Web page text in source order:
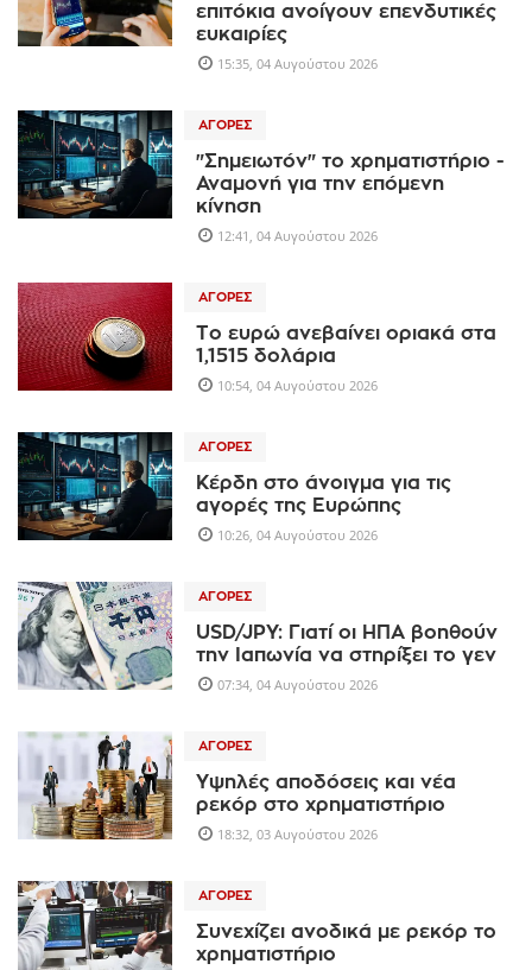
επιτόκια ανοίγουν επενδυτικές
ευκαιρίες
15:35, 04 Αυγούστου 2026
ΑΓΟΡΈΣ
"Σημειωτόν" το χρηματιστήριο -
Αναμονή για την επόμενη
κίνηση
12:41, 04 Αυγούστου 2026
ΑΓΟΡΈΣ
Το ευρώ ανεβαίνει οριακά στα
1,1515 δολάρια
10:54, 04 Αυγούστου 2026
ΑΓΟΡΈΣ
Κέρδη στο άνοιγμα για τις
αγορές της Ευρώπης
10:26, 04 Αυγούστου 2026
ΑΓΟΡΈΣ
USD/JPY: Γιατί οι ΗΠΑ βοηθούν
την Ιαπωνία να στηρίξει το γεν
07:34, 04 Αυγούστου 2026
ΑΓΟΡΈΣ
Υψηλές αποδόσεις και νέα
ρεκόρ στο χρηματιστήριο
18:32, 03 Αυγούστου 2026
ΑΓΟΡΈΣ
Συνεχίζει ανοδικά με ρεκόρ το
χρηματιστήριο